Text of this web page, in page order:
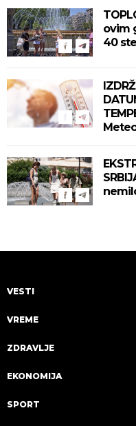
ovim
40
VESTI
VREME
ZDRAVLJE
EKONOMIJA
SPORT